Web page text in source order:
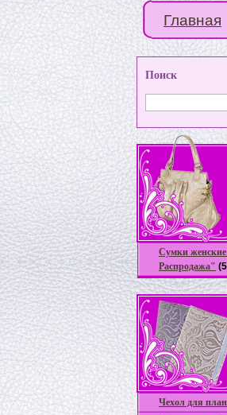
Главная
Поиск
Сумки
Распродажа"
Чехол для